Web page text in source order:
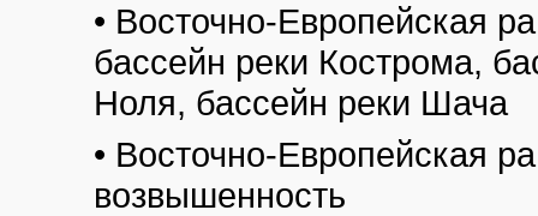
• Восточно-Европейская
бассейн реки Кострома,
Ноля, бассейн реки Шача
• Восточно-Европейская
возвышенность